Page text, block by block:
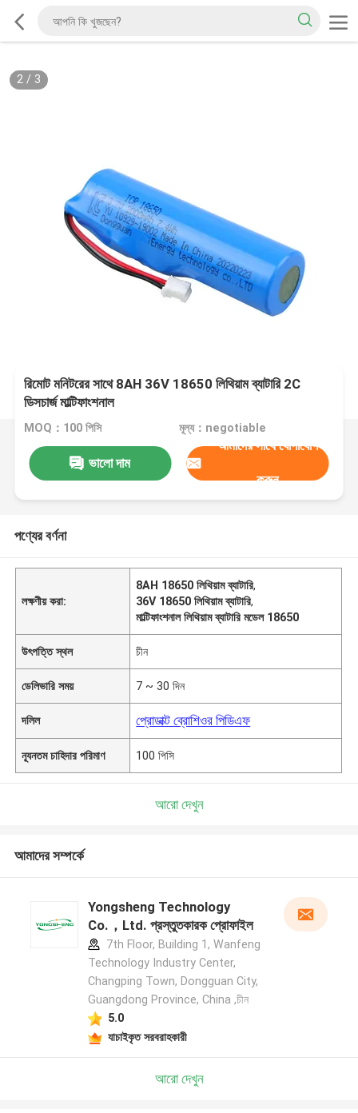
2/ 3
রিমোট মনিটরের সাথে 8AH 36V 18650 লিথিয়াম ব্যাটারি 2C
ডিসচার্জ মাল্টিফাংশনাল
MOQ：100 পিসি মূল্য：negotiable
ভালো দাম
আমাদের সাথে যোগাযোগ
করুন
পণ্যের বর্ণনা
লক্ষণীয় করা:
8AH 18650 লিথিয়াম ব্যাটারি,
36V 18650 লিথিয়াম ব্যাটারি,
মাল্টিফাংশনাল লিথিয়াম ব্যাটারি মডেল 18650
উৎপত্তি স্থল চীন
ডেলিভারি সময় 7 ~ 30 দিন
দলিল প্রোডাক্ট ব্রোশিওর পিডিএফ
ন্যূনতম চাহিদার পরিমাণ 100 পিসি
আরো দেখুন
আমাদের সম্পর্কে
Yongsheng Technology
Co.，Ltd. প্রস্তুতকারক প্রোফাইল
7th Floor, Building 1, Wanfeng
Technology Industry Center,
Changping Town, Dongguan City,
Guangdong Province, China ,চীন
5.0
যাচাইকৃত সরবরাহকারী
আরো দেখুন